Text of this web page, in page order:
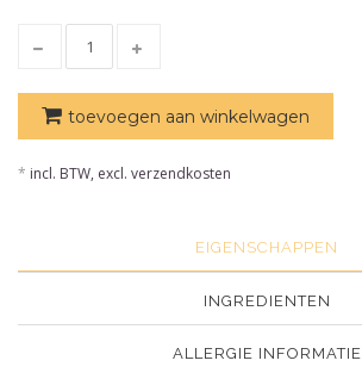
toevoegen aan winkelwagen
* incl. BTW, excl. verzendkosten
EIGENSCHAPPEN
INGREDIENTEN
ALLERGIE INFORMATIE